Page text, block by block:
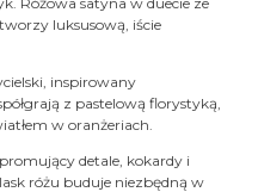
luksusową, iście
inspirowany
z pastelową florystyką,
w oranżeriach.
detale, kokardy i
różu buduje niezbędną w